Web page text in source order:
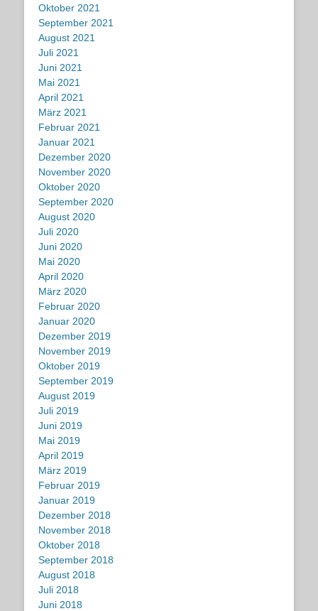
Oktober 2021
September 2021
August 2021
Juli 2021
Juni 2021
Mai 2021
April 2021
März 2021
Februar 2021
Januar 2021
Dezember 2020
November 2020
Oktober 2020
September 2020
August 2020
Juli 2020
Juni 2020
Mai 2020
April 2020
März 2020
Februar 2020
Januar 2020
Dezember 2019
November 2019
Oktober 2019
September 2019
August 2019
Juli 2019
Juni 2019
Mai 2019
April 2019
März 2019
Februar 2019
Januar 2019
Dezember 2018
November 2018
Oktober 2018
September 2018
August 2018
Juli 2018
Juni 2018